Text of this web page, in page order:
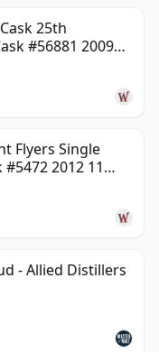
25th
#56881 2009
Flyers Single
2012 11
- Allied Distillers